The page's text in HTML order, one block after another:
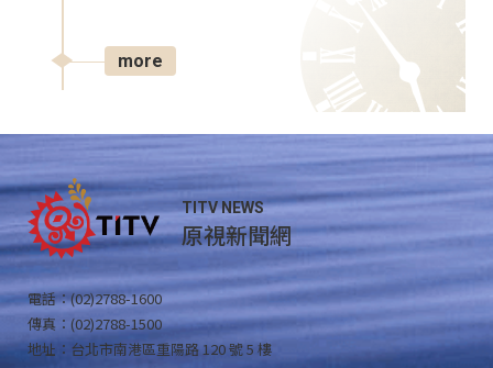
more
TITV NEWS
原視新聞網
電話：(02)2788-1600
傳真：(02)2788-1500
地址：台北市南港區重陽路 120 號 5 樓